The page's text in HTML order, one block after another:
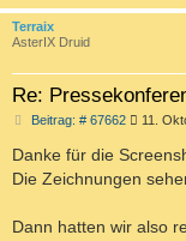
Terraix
AsterIX Druid
Re:
Beitrag: # 67662B
i
t
r
11.
Danke für die
Die Zeichnungen
Dann hatten wir also